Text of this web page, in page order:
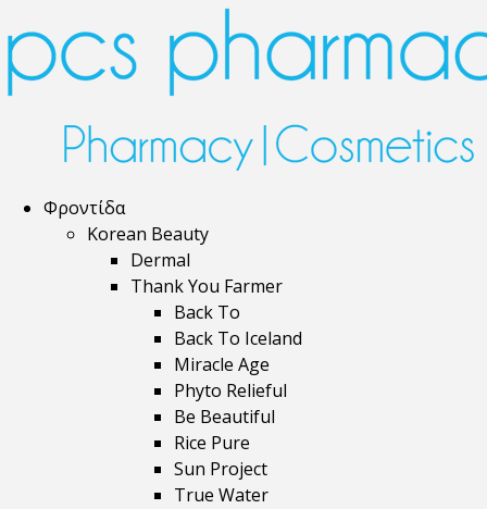
Φροντίδα
Korean Beauty
Dermal
Thank You Farmer
Back To
Back To Iceland
Miracle Age
Phyto Relieful
Be Beautiful
Rice Pure
Sun Project
True Water